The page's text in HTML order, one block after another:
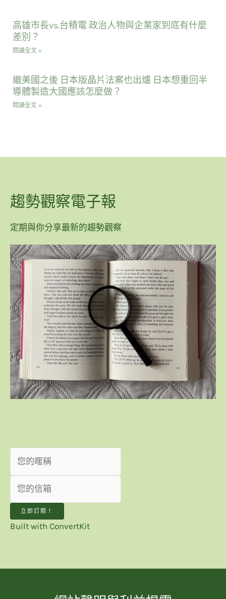
高雄市長vs.台積電 政治人物與企業家到底有什麼
差別？
閱讀全文 »
繼美國之後 日本版晶片法案也出爐 日本想重回半
導體製造大國應該怎麼做？
閱讀全文 »
趨勢觀察電子報
定期與你分享最新的趨勢觀察
立即訂閱！
Built with ConvertKit